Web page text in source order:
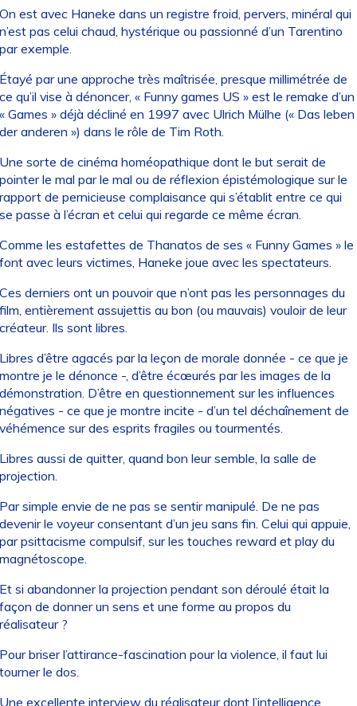
est avec Haneke dans un registre froid, pervers, minéral qui
pas celui chaud, hystérique ou passionné d’un Tarentino
exemple.
par une approche très maîtrisée, presque millimétrée de
qu’il vise à dénoncer, « Funny games US » est le remake d’un
Games » déjà décliné en 1997 avec Ulrich Mülhe (« Das leben
anderen ») dans le rôle de Tim Roth.
sorte de cinéma homéopathique dont le but serait de
le mal par le mal ou de réflexion épistémologique sur le
de pernicieuse complaisance qui s’établit entre ce qui
passe à l’écran et celui qui regarde ce même écran.
les estafettes de Thanatos de ses « Funny Games » le
avec leurs victimes, Haneke joue avec les spectateurs.
derniers ont un pouvoir que n’ont pas les personnages du
entièrement assujettis au bon (ou mauvais) vouloir de leur
Ils sont libres.
d’être agacés par la leçon de morale donnée - ce que je
je le dénonce -, d’être écœurés par les images de la
D’être en questionnement sur les influences
- ce que je montre incite - d’un tel déchaînement de
sur des esprits fragiles ou tourmentés.
aussi de quitter, quand bon leur semble, la salle de
simple envie de ne pas se sentir manipulé. De ne pas
le voyeur consentant d’un jeu sans fin. Celui qui appuie,
psittacisme compulsif, sur les touches reward et play du
si abandonner la projection pendant son déroulé était la
de donner un sens et une forme au propos du
?
briser l’attirance-fascination pour la violence, il faut lui
le dos.
excellente interview du réalisateur dont l’intelligence